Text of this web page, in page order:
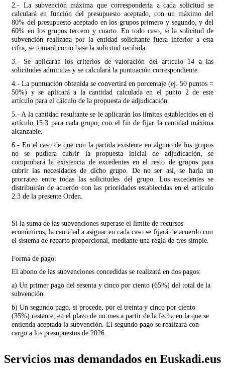
2.- La subvención máxima que correspondería a cada solicitud se
calculará en función del presupuesto aceptado, con un máximo del
80% del presupuesto aceptado en los grupos primero y segundo, y del
60% en los grupos tercero y cuarto. En todo caso, si la solicitud de
subvención realizada por la entidad solicitante fuera inferior a esta
cifra, se tomará como base la solicitud recibida.
3.- Se aplicarán los criterios de valoración del artículo 14 a las
solicitudes admitidas y se calculará la puntuación correspondiente.
4.- La puntuación obtenida se convertirá en porcentaje (ej. 50 puntos =
50%) y se aplicará a la cantidad calculada en el punto 2 de este
artículo para el cálculo de la propuesta de adjudicación.
5.- A la cantidad resultante se le aplicarán los límites establecidos en el
artículo 15.3 para cada grupo, con el fin de fijar la cantidad máxima
alcanzable.
6.- En el caso de que con la partida existente en alguno de los grupos
no se pudiera cubrir la propuesta inicial de adjudicación, se
comprobará la existencia de excedentes en el resto de grupos para
cubrir las necesidades de dicho grupo. De no ser así, se haría un
prorrateo entre todas las solicitudes del grupo. Los excedentes se
distribuirán de acuerdo con las prioridades establecidas en el artículo
2.3 de la presente Orden.
Si la suma de las subvenciones superase el límite de recursos
económicos, la cantidad a asignar en cada caso se fijará de acuerdo con
el sistema de reparto proporcional, mediante una regla de tres simple.
Forma de pago:
El abono de las subvenciones concedidas se realizará en dos pagos:
a) Un primer pago del sesenta y cinco por ciento (65%) del total de la
subvención.
b) Un segundo pago, si procede, por el treinta y cinco por ciento
(35%) restante, en el plazo de un mes a partir de la fecha en la que se
entienda aceptada la subvención. El segundo pago se realizará con
cargo a los presupuestos de 2026.
Servicios mas demandados en Euskadi.eus